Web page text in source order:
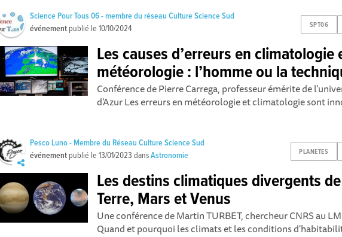
SPT06
Science Pour Tous 06 - membre du réseau Culture Science Sud
événement publié le10/10/2024
Les causes d’erreurs en climatologie
météorologie : l’homme ou la
Conférence de Pierre Carrega, professeur émérite de
d'Azur Les erreurs en météorologie et climatologie sont
PLANETES
Pesco Luno - Membre du Réseau Culture Science Sud
événement publié le13/01/2023 dansAstronomie
Les destins climatiques divergents
Terre, Mars et Venus
Une conférence de Martin TURBET, chercheur CNRS au
Quand et pourquoi les climats et les conditions